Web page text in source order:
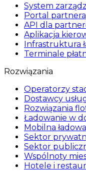
System
Portal partnera
API dla
Aplikacja
Infrastruktura
Terminale
Rozwiązania
Operatorzy
Dostawcy
Rozwiązania
Ładowanie w
Mobilna
Sektor
Sektor
Wspólnoty
Hotele i